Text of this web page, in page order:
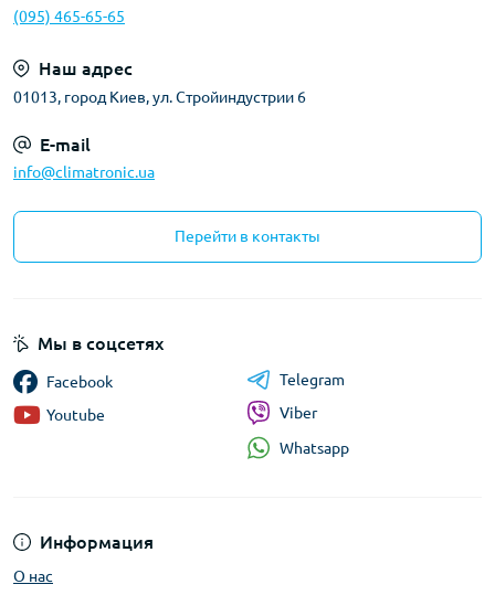
(095) 465-65-65
Наш адрес
01013, город Киев, ул. Стройиндустрии 6
E-mail
info@climatronic.ua
Перейти в контакты
Информация
О нас
Мы в соцсетях
Facebook
Youtube
Telegram
Viber
Whatsapp